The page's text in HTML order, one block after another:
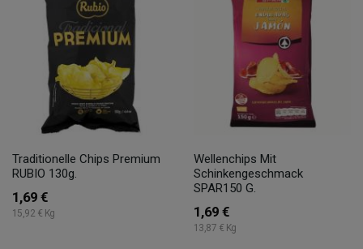
Traditionelle Chips Premium
RUBIO 130g.
1,69 €
15,92 € Kg
Wellenchips Mit
Schinkengeschmack
SPAR150 G.
1,69 €
13,87 € Kg